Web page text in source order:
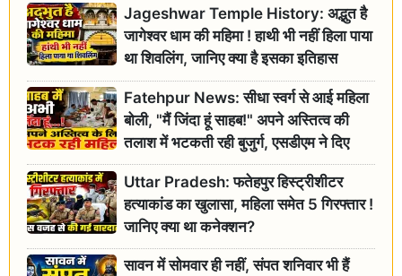
Jageshwar Temple History: अद्भुत है
जागेश्वर धाम की महिमा ! हाथी भी नहीं हिला पाया
था शिवलिंग, जानिए क्या है इसका इतिहास
Fatehpur News: सीधा स्वर्ग से आई महिला
बोली, "मैं जिंदा हूं साहब!" अपने अस्तित्व की
तलाश में भटकती रही बुजुर्ग, एसडीएम ने दिए
जांच के आदेश
Uttar Pradesh: फतेहपुर हिस्ट्रीशीटर
हत्याकांड का खुलासा, महिला समेत 5 गिरफ्तार !
जानिए क्या था कनेक्शन?
सावन में सोमवार ही नहीं, संपत शनिवार भी हैं